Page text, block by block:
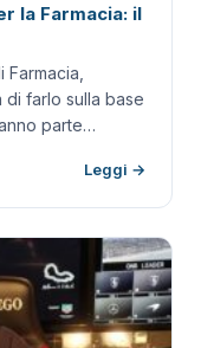
la Farmacia: il
di farlo sulla base
parte…
Leggi →